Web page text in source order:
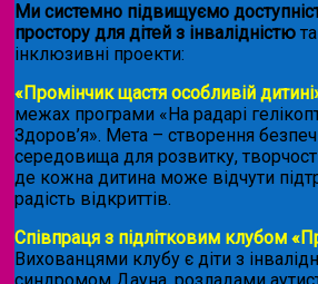
Ми системно підвищуємо
простору для дітей з інвалідністю
інклюзивні проекти:
«Промінчик щастя особливій
межах програми «На радарі
Здоров’я». Мета – створення
середовища для розвитку,
де кожна дитина може відчути
радість відкриттів.
Співпраця з підлітковим клубом
Вихованцями клубу є діти з